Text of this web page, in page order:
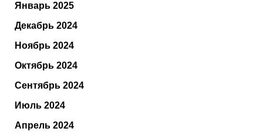
Январь 2025
Декабрь 2024
Ноябрь 2024
Октябрь 2024
Сентябрь 2024
Июль 2024
Апрель 2024